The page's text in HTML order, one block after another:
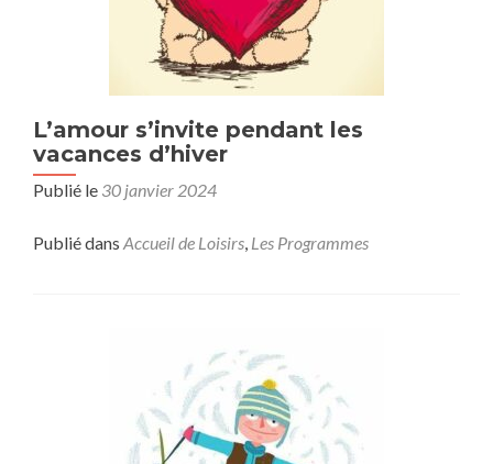
L’amour s’invite pendant les
vacances d’hiver
Publié le 30 janvier 2024
Publié dans Accueil de Loisirs, Les Programmes